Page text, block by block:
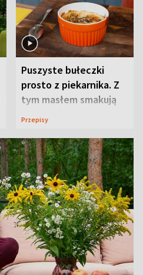
Puszyste bułeczki
prosto z piekarnika. Z
tym masłem smakują
jeszcze lepiej
Przepisy